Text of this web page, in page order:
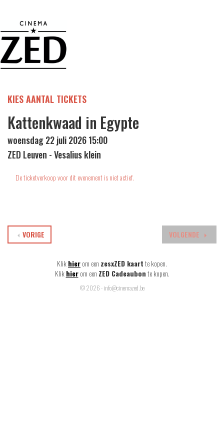
KIES AANTAL TICKETS
Kattenkwaad in Egypte
woensdag 22 juli 2026 15:00
ZED Leuven - Vesalius klein
De ticketverkoop voor dit evenement is niet actief.
VOLGENDE
VORIGE
Klikhierom een zesxZED kaartte kopen.
Klik hier om een ZED Cadeaubonte kopen.
© 2026 - info@cinemazed.be